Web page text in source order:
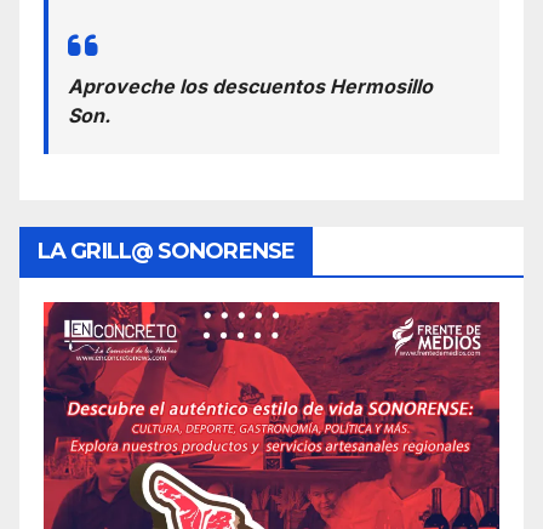
Aproveche los descuentos Hermosillo
Son.
LA GRILL@ SONORENSE